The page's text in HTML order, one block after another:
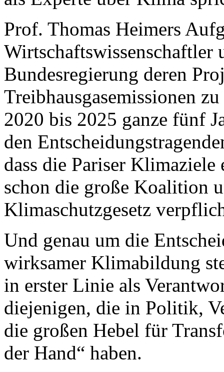
Prof. Thomas Heimers
Wirtschaftswissenschaftler
Bundesregierung deren
Treibhausgasemissionen
2020 bis 2025 ganze fünf
den
dass die Pariser Klimaziele
schon die große Koalition
Klimaschutzgesetz
Und genau um die
wirksamer Klimabildung
in erster Linie als
diejenigen, die in Politik,
die großen Hebel für
der Hand“ haben.